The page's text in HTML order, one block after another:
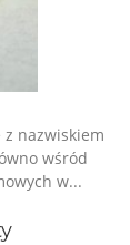
z nazwiskiem
wśród
w...